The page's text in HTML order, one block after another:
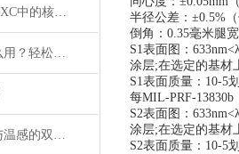
高速光开关不仅是OXC中的核心器件，它还广泛应用于这些领域
Sercalo开关矩阵怎么用？轻松实现光路智能切换
光电探测器：烟感与温感的双重角色
半径公差：±0.5%
倒角：0.35毫米腿
S1表面图：
涂层;在选定的基材
S1表面质量：10-5
每MIL-PRF-13830b
S2表面图：
涂层;在选定的基材
S2表面质量：10-5